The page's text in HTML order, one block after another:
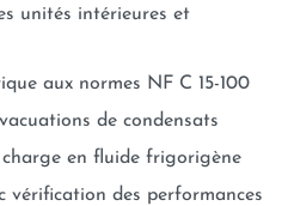
unités intérieures et
aux normes NF C 15-100
de condensats
en fluide frigorigène
vérification des performances